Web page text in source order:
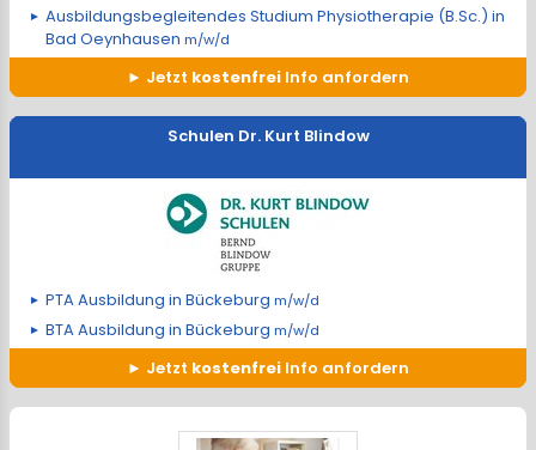
Ausbildungsbegleitendes Studium Physiotherapie (B.Sc.) in
Bad Oeynhausen m/w/d
Jetzt kostenfrei Info anfordern
Schulen Dr. Kurt Blindow
PTA Ausbildung in Bückeburg m/w/d
BTA Ausbildung in Bückeburg m/w/d
Jetzt kostenfrei Info anfordern